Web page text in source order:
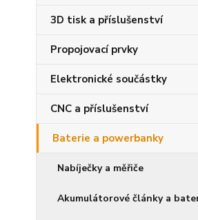
3D tisk a příslušenství
Propojovací prvky
Elektronické součástky
CNC a příslušenství
Baterie a powerbanky
Nabíječky a měřiče
Akumulátorové články a